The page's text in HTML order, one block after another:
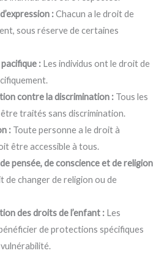
:Chacun a le droit de
sous réserve de certaines
: Les individus ont le droit de
contre la discrimination : Tous les
traités sans discrimination.
: Toute personne a le droit à
être accessible à tous.
pensée, de conscience et de religion
de changer de religion ou de
des droits de l’enfant : Les
de protections spécifiques